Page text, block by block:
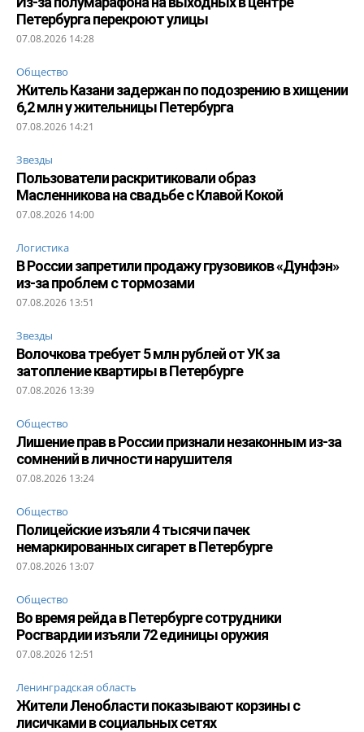
Петербурга перекроют улицы
07.08.2026 14:28
Общество
Житель Казани задержан по подозрению в хищении
6,2 млн у жительницы Петербурга
07.08.2026 14:21
Звезды
Пользователи раскритиковали образ
Масленникова на свадьбе с Клавой Кокой
07.08.2026 14:00
Логистика
В России запретили продажу грузовиков «Дунфэн»
из-за проблем с тормозами
07.08.2026 13:51
Звезды
Волочкова требует 5 млн рублей от УК за
затопление квартиры в Петербурге
07.08.2026 13:39
Общество
Лишение прав в России признали незаконным из-за
сомнений в личности нарушителя
07.08.2026 13:24
Общество
Полицейские изъяли 4 тысячи пачек
немаркированных сигарет в Петербурге
07.08.2026 13:07
Общество
Во время рейда в Петербурге сотрудники
Росгвардии изъяли 72 единицы оружия
07.08.2026 12:51
Ленинградская область
Жители Ленобласти показывают корзины с
лисичками в социальных сетях